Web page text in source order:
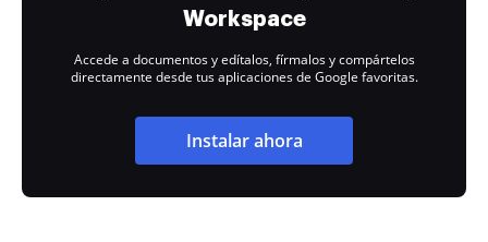
Workspace
Accede a documentos y edítalos, fírmalos y compártelos
directamente desde tus aplicaciones de Google favoritas.
Instalar ahora